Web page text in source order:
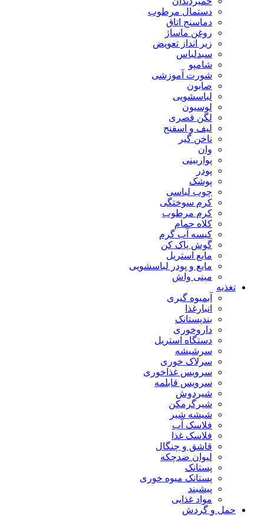
دستمال مرطوب
دماسنج اتاق
روغن ماساژ
زیر انداز تعویض
سبدلباس
شامپو
شورت آموزشی
صابون
لباسشویی
لوسیون
لگن قصری
لیف و اسفنج
ناخن گیر
وان
پواربینی
پودر
پوشک
چوب لباسی
کرم سوختگی
کرم مرطوب
کلاه حمام
کیسه آب گرم
گوش پاک کن
مایع استریل
مایع و پودر لباسشویی
مینی واش
تغذیه
آبمیوه گیری
انبارغذا
بندپستانک
داروخوری
دستگاه استریل
سرشیشه
سرلاک خوری
سرویس غذاخوری
سرویس قابلمه
شیردوش
شیرگرمکن
شیشه شیر
فلاسک آب
فلاسک غذا
قاشق و چنگال
لیوان ضدچکه
پستانک
پستانک میوه خوری
پیشبند
مواد غذایی
حمل و گردش